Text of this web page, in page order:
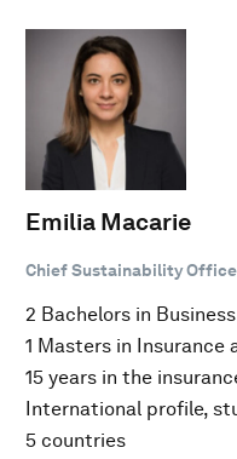
Emilia Macarie
Chief Sustainability
2 Bachelors in
1 Masters in Insurance
15 years in the
International profile,
5 countries